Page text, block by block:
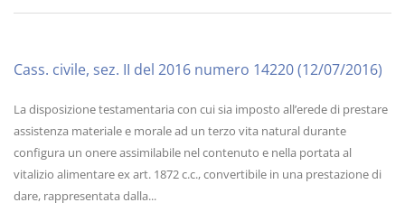
Cass. civile, sez. II del 2016 numero 14220 (12/07/2016)
La disposizione testamentaria con cui sia imposto all’erede di prestare
assistenza materiale e morale ad un terzo vita natural durante
configura un onere assimilabile nel contenuto e nella portata al
vitalizio alimentare ex art. 1872 c.c., convertibile in una prestazione di
dare, rappresentata dalla...